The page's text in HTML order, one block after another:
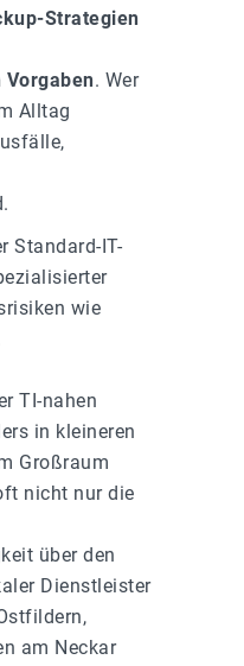
Strategien
. Wer
Alltag
Standard-IT-
wie
TI-nahen
in kleineren
Großraum
nicht nur die
über den
Dienstleister
am Neckar